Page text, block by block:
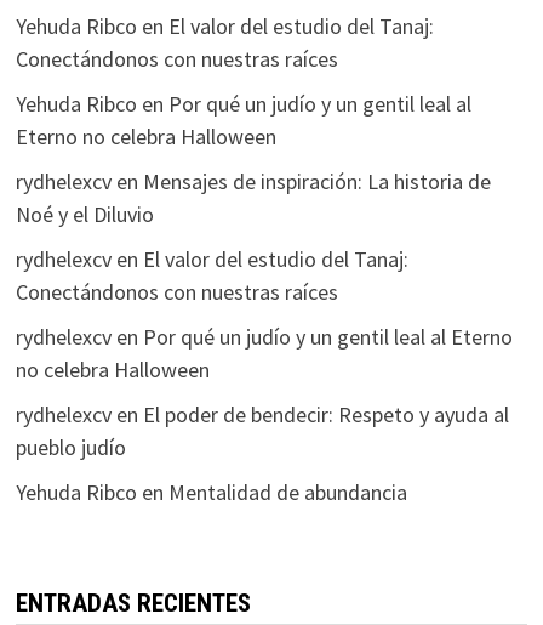
Yehuda Ribco en El valor del estudio del Tanaj:
Conectándonos con nuestras raíces
Yehuda Ribco en Por qué un judío y un gentil leal al
Eterno no celebra Halloween
rydhelexcven Mensajes de inspiración: La historia de
Noé y el Diluvio
rydhelexcven El valor del estudio del Tanaj:
Conectándonos con nuestras raíces
rydhelexcven Por qué un judío y un gentil leal al Eterno
no celebra Halloween
rydhelexcven El poder de bendecir: Respeto y ayuda al
pueblo judío
Yehuda Ribco en Mentalidad de abundancia
ENTRADAS RECIENTES